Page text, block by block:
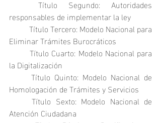
responsables de implementar la ley
Eliminar Trámites Burocráticos
	Título Cuarto: Modelo Nacional para
la Digitalización
Homologación de Trámites y Servicios
	Título Sexto: Modelo Nacional de
Atención Ciudadana